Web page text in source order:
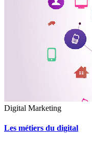
Digital Marketing
Les métiers du digital